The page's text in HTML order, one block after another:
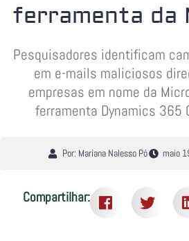
ferramenta da
Pesquisadores identificam
em e-mails maliciosos
empresas em nome da
ferramenta Dynamics 365
Por: Mariana Nalesso Pó maio
Compartilhar: